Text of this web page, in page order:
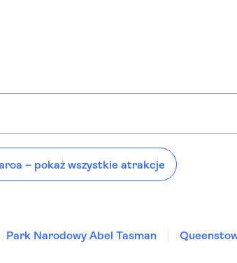
– pokaż wszystkie atrakcje
Park Narodowy Abel Tasman